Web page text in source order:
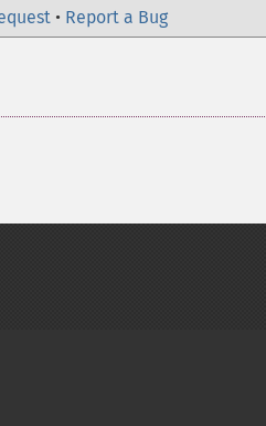
• Report a Bug